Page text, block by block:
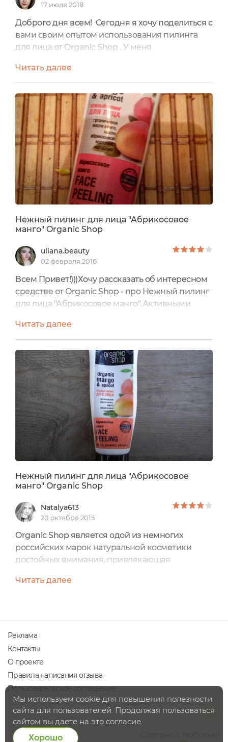
17 июля 2018
Доброго дня всем! Сегодня я хочу поделиться с
вами своим опытом использования пилинга
для лица от Organic Shop . У меня
то, что Т-зона (и особенно летом) являет собой
просто фабрику по производству себума, на
любом участке моего лица периодически
возникают шелушения, будь то от пост-акне
или ещё чего. Для борьбы с этими...
Читать далее
Нежный пилинг для лица "Абрикосовое
манго" Organic Shop
uliana.beauty
02 февраля 2016
Всем Привет!)))Хочу рассказать об интересном
средстве от Organic Shop - про Нежный пилинг
для лица "Абрикосовое манго".Активными
органическое масло манго, масло абрикосовых
косточек, магнолия.Все эти компоненты
направлены на увлажнение кожи.Пилинг
заявлен как кислотный, т.к. удаляет
ороговевший слой эпидермиса с помощью
фруктовых кислот. Многие пробовали или
хотели...
Читать далее
Нежный пилинг для лица "Абрикосовое
манго" Organic Shop
Natalya613
20 октября 2015
Organic Shop является одой из немногих
российских марок натуральной косметики
достойных внимания, привлекающая
позволить себе люксовую косметику. А данный
составляющая продукта.Данный пилинг в
целом мне понравился. Он достаточно мягкий,
то есть в нём нет каких-либо грубых частиц,
Читать далее
Реклама
Контакты
О проекте
Правила написания отзыва
Пользовательское соглашение
Мы используем cookie для повышения полезности
сайта для пользователей. Продолжая пользоваться
сайтом вы даете на это согласие.
Хорошо